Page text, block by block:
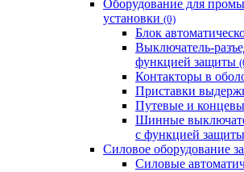
Оборудование для
установки (0)
Блок
Выключатель-
функцией защиты
Контакторы в
Приставки
Путевые и
Шинные
с функцией защиты
Силовое оборудование
Силовые